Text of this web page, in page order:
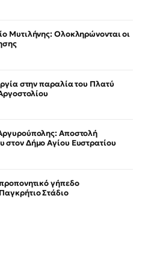
Μυτιλήνης: Ολοκληρώνονται οι
στην παραλία του Πλατύ
Αποστολή
στον Δήμο Αγίου Ευστρατίου
γήπεδο
Στάδιο